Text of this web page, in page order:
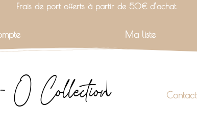
Frais de port offerts à partir de 50€ d’achat.
Ma liste
Collection Contact